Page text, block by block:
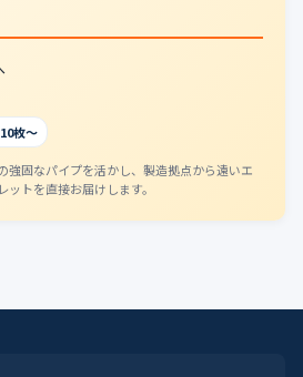
枚〜
強固なパイプを活かし、製造拠点から遠いエ
トを直接お届けします。